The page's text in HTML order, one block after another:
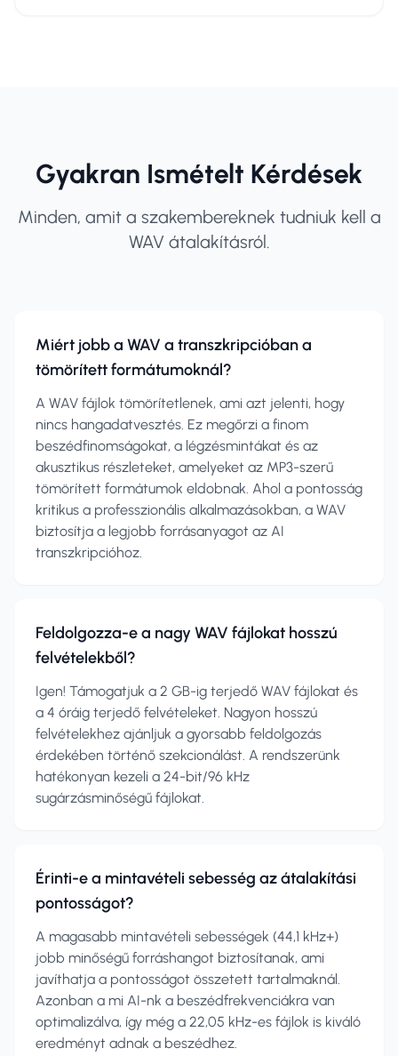
Gyakran Ismételt Kérdések
Minden, amit a szakembereknek tudniuk kell a
WAV átalakításról.
Miért jobb a WAV a transzkripcióban a
tömörített formátumoknál?
A WAV fájlok tömörítetlenek, ami azt jelenti, hogy
nincs hangadatvesztés. Ez megőrzi a finom
beszédfinomságokat, a légzésmintákat és az
akusztikus részleteket, amelyeket az MP3-szerű
tömörített formátumok eldobnak. Ahol a pontosság
kritikus a professzionális alkalmazásokban, a WAV
biztosítja a legjobb forrásanyagot az AI
transzkripcióhoz.
Feldolgozza-e a nagy WAV fájlokat hosszú
felvételekből?
Igen! Támogatjuk a 2 GB-ig terjedő WAV fájlokat és
a 4 óráig terjedő felvételeket. Nagyon hosszú
felvételekhez ajánljuk a gyorsabb feldolgozás
érdekében történő szekcionálást. A rendszerünk
hatékonyan kezeli a 24-bit/96 kHz
sugárzásminőségű fájlokat.
Érinti-e a mintavételi sebesség az átalakítási
pontosságot?
A magasabb mintavételi sebességek (44,1 kHz+)
jobb minőségű forráshangot biztosítanak, ami
javíthatja a pontosságot összetett tartalmaknál.
Azonban a mi AI-nk a beszédfrekvenciákra van
optimalizálva, így még a 22,05 kHz-es fájlok is kiváló
eredményt adnak a beszédhez.